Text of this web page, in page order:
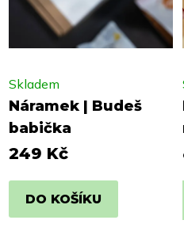
Náramek | Budeš
babička
Skladem
249 Kč
DO KOŠÍKU